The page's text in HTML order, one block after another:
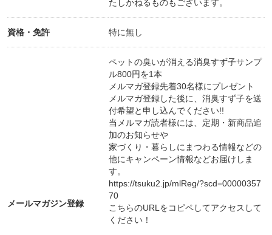
相鉄線三ツ境駅下車
横浜駅からは、このルートが便利です。
たしかねるものもございます。
資格・免許 特に無し
メールマガジン登録
ペットの臭いが消える消臭すず子サンプ
ル800円を1本
メルマガ登録先着30名様にプレゼント
メルマガ登録した後に、消臭すず子を送
付希望と申し込んでください!!
当メルマガ読者様には、定期・新商品追
加のお知らせや
家づくり・暮らしにまつわる情報などの
他にキャンペーン情報などお届けしま
す。
https://tsuku2.jp/mlReg/?scd=00000357
70
こちらのURLをコピペしてアクセスして
ください！